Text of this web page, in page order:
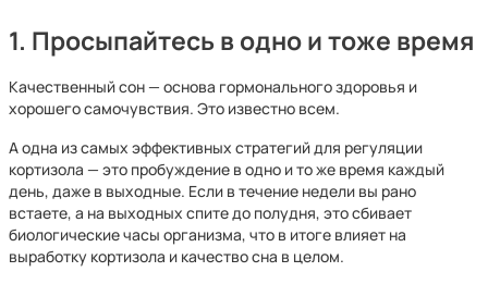
1. Просыпайтесь в одно и тоже время
Качественный сон — основа гормонального здоровья и
хорошего самочувствия. Это известно всем.
А одна из самых эффективных стратегий для регуляции
кортизола — это пробуждение в одно и то же время каждый
день, даже в выходные. Если в течение недели вы рано
встаете, а на выходных спите до полудня, это сбивает
биологические часы организма, что в итоге влияет на
выработку кортизола и качество сна в целом.